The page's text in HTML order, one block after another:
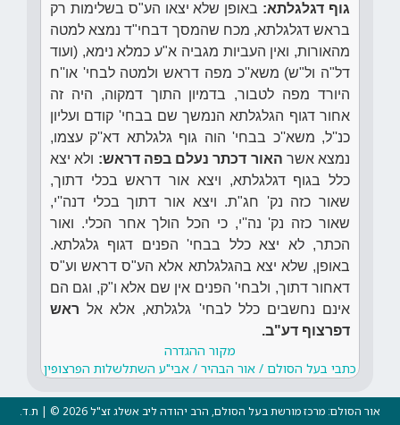
גוף דגלגלתא: באופן שלא יצאו הע"ס בשלימות רק
בראש דגלגלתא, מכח שהמסך דבחי"ד נמצא למטה
מהאורות, ואין העביות מגביה א"ע כמלא נימא, (ועוד
דל"ה ול"ש) משא''כ מפה דראש ולמטה לבחי' או''ח
היורד מפה לטבור, בדמיון התוך דמקוה, היה זה
אחור דגוף הגלגלתא הנמשך שם בבחי' קודם ועליון
כנ''ל, משא''כ בבחי' הוה גוף גלגלתא דא''ק עצמו,
נמצא אשר האור דכתר נעלם בפה דראש: ולא יצא
כלל בגוף דגלגלתא, ויצא אור דראש בכלי דתוך,
שאור כזה נק' חג"ת. ויצא אור דתוך בכלי דנה''י,
שאור כזה נק' נה''י, כי הכל הולך אחר הכלי. ואור
הכתר, לא יצא כלל בבחי' הפנים דגוף גלגלתא.
באופן, שלא יצא בהגלגלתא אלא הע"ס דראש וע"ס
דאחור דתוך, ולבחי' הפנים אין שם אלא ו"ק, וגם הם
אינם נחשבים כלל לבחי' גלגלתא, אלא אל ראש
דפרצוף דע"ב.
מקור ההגדרה
כתבי בעל הסולם / אור הבהיר / אבי"ע השתלשלות הפרצופין
אור הסולם: מרכז מורשת בעל הסולם, הרב יהודה ליב אשלג זצ"ל 2026 © | ת.ד.